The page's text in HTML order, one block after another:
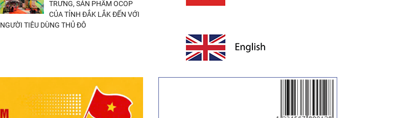
TRƯNG, SẢN PHẨM OCOP
CỦA TỈNH ĐẮK LẮK ĐẾN VỚI
NGƯỜI TIÊU DÙNG THỦ ĐÔ